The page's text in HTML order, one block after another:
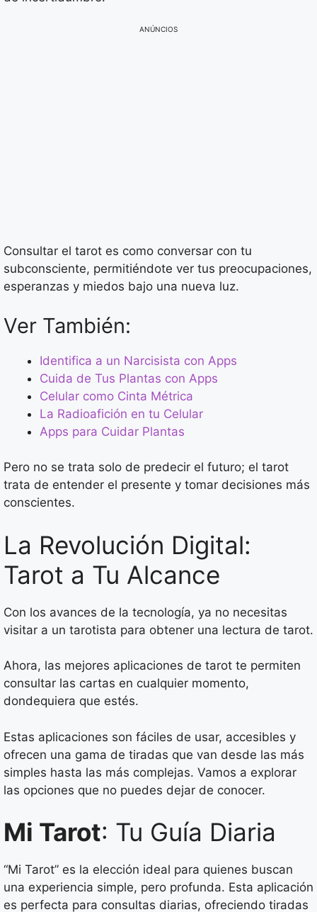
ANÚNCIOS
Consultar el tarot es como conversar con tu
subconsciente, permitiéndote ver tus preocupaciones,
esperanzas y miedos bajo una nueva luz.
Ver También:
Identifica a un Narcisista con Apps
Cuida de Tus Plantas con Apps
Celular como Cinta Métrica
La Radioafición en tu Celular
Apps para Cuidar Plantas
Pero no se trata solo de predecir el futuro; el tarot
trata de entender el presente y tomar decisiones más
conscientes.
La Revolución Digital:
Tarot a Tu Alcance
Con los avances de la tecnología, ya no necesitas
visitar a un tarotista para obtener una lectura de tarot.
Ahora, las mejores aplicaciones de tarot te permiten
consultar las cartas en cualquier momento,
dondequiera que estés.
Estas aplicaciones son fáciles de usar, accesibles y
ofrecen una gama de tiradas que van desde las más
simples hasta las más complejas. Vamos a explorar
las opciones que no puedes dejar de conocer.
Mi Tarot: Tu Guía Diaria
“Mi Tarot” es la elección ideal para quienes buscan
una experiencia simple, pero profunda. Esta aplicación
es perfecta para consultas diarias, ofreciendo tiradas